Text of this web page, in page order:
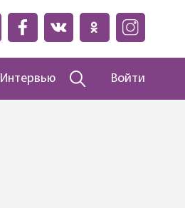
Интервью Войти